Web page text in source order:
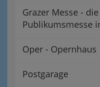
Grazer Messe -
Publikumsmesse
Oper - Opernhaus
Postgarage